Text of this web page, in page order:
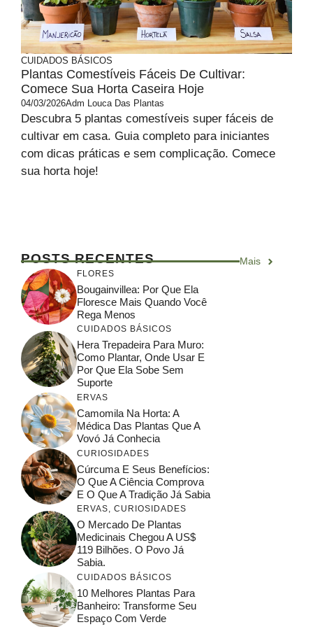
CUIDADOS BÁSICOS
Plantas Comestíveis Fáceis De Cultivar:
Comece Sua Horta Caseira Hoje
04/03/2026Adm Louca Das Plantas
Descubra 5 plantas comestíveis super fáceis de
cultivar em casa. Guia completo para iniciantes
com dicas práticas e sem complicação. Comece
sua horta hoje!
POSTS RECENTES Mais
FLORES
Bougainvillea: Por Que Ela
Floresce Mais Quando Você
Rega Menos
CUIDADOS BÁSICOS
Hera Trepadeira Para Muro:
Como Plantar, Onde Usar E
Por Que Ela Sobe Sem
Suporte
ERVAS
Camomila Na Horta: A
Médica Das Plantas Que A
Vovó Já Conhecia
CURIOSIDADES
Cúrcuma E Seus Benefícios:
O Que A Ciência Comprova
E O Que A Tradição Já Sabia
ERVAS, CURIOSIDADES
O Mercado De Plantas
Medicinais Chegou A US$
119 Bilhões. O Povo Já
Sabia.
CUIDADOS BÁSICOS
10 Melhores Plantas Para
Banheiro: Transforme Seu
Espaço Com Verde